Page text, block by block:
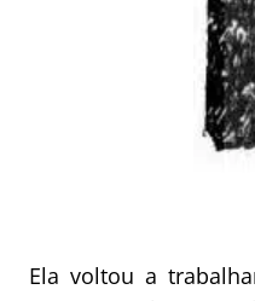
Ela voltou a